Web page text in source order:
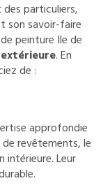
particuliers,
son savoir-faire
peinture Ile de
. En
de :
approfondie
revêtements, le
intérieure. Leur